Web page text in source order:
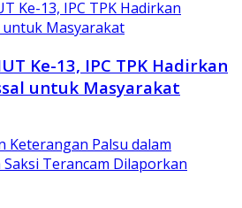
Ke-13, IPC TPK Hadirkan
untuk Masyarakat